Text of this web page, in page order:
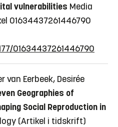
Infrastructures of Migration
vulnerabilities Media
01634437261446790
01634437261446790
van Eerbeek, Desirée
Geographies of
Social Reproduction in
(Artikel i tidskrift)